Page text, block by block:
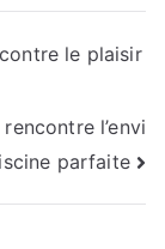
le plaisir
l’envi
parfaite